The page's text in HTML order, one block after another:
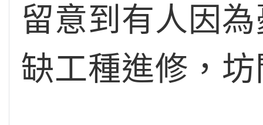
留意到有人因
缺工種進修，